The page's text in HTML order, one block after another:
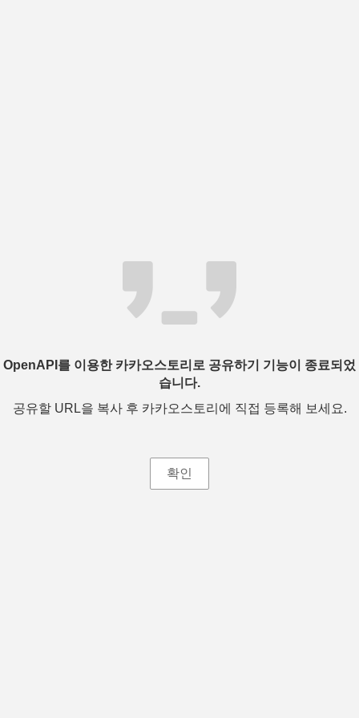
OpenAPI를 이용한 카카오스토리로 공유하기 기능이 종료되었
습니다.
공유할 URL을 복사 후 카카오스토리에 직접 등록해 보세요.
확인